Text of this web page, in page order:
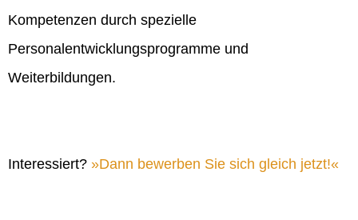
Kompetenzen durch spezielle
Personalentwicklungsprogramme und
Weiterbildungen.
Interessiert? Dann bewerben Sie sich gleich jetzt!